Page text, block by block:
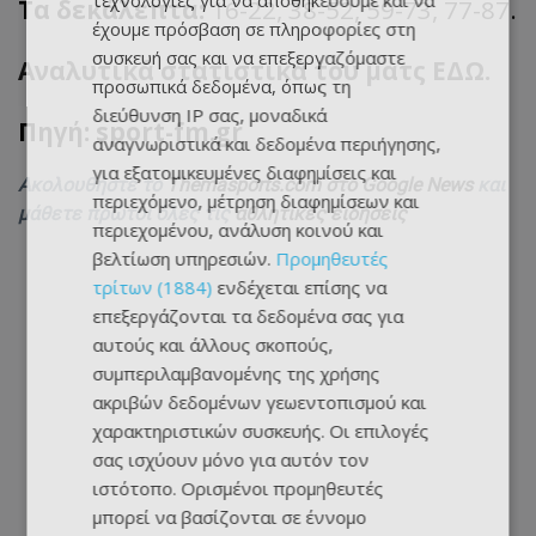
Τα δεκάλεπτα:16-22, 38-52, 59-73, 77-87.
Αναλυτικά στατιστικά του ματς ΕΔΩ.
Πηγή: sport-fm.gr
Ακολουθήστε τοThemasports.com στο Google News
μάθετε πρώτοι όλες τιςαθλητικές ειδήσεις
έχουμε πρόσβαση σε πληροφορίες στη
συσκευή σας και να επεξεργαζόμαστε
προσωπικά δεδομένα, όπως τη
διεύθυνση IP σας, μοναδικά
αναγνωριστικά και δεδομένα περιήγησης,
για εξατομικευμένες διαφημίσεις και
περιεχόμενο, μέτρηση διαφημίσεων και
περιεχομένου, ανάλυση κοινού και
βελτίωση υπηρεσιών. Προμηθευτές
τρίτων (1884) ενδέχεται επίσης να
επεξεργάζονται τα δεδομένα σας για
αυτούς και άλλους σκοπούς,
συμπεριλαμβανομένης της χρήσης
ακριβών δεδομένων γεωεντοπισμού και
χαρακτηριστικών συσκευής. Οι επιλογές
σας ισχύουν μόνο για αυτόν τον
ιστότοπο. Ορισμένοι προμηθευτές
μπορεί να βασίζονται σε έννομο